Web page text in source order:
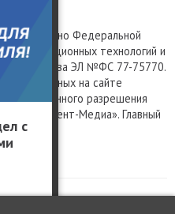
с
Федеральной
информационных технологий и
ЭЛ №ФС 77-75770.
размещенных на сайте
с письменного разрешения
«Президент-Медиа». Главный